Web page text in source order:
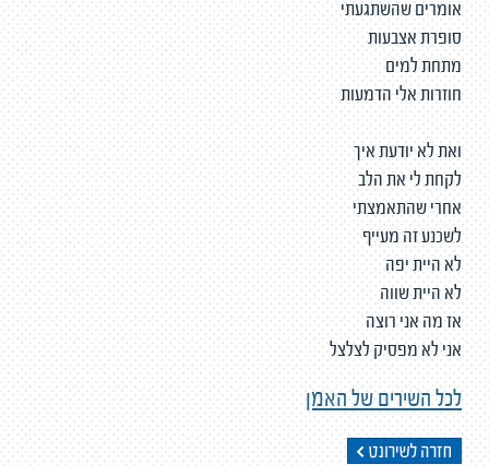
אומרים שהשתגעתי
סופרת אצבעות
מתחת למים
חוזרות אלי הדמעות
ואת לא יודעת איך
לקחת לי את הלב
אחרי שהתאמצתי
לשכנע זה מעייף
לא היית יפה
לא היית שווה
אז מה אני רוצה
אני לא מפסיק לצלצל
לכל השירים של האמן